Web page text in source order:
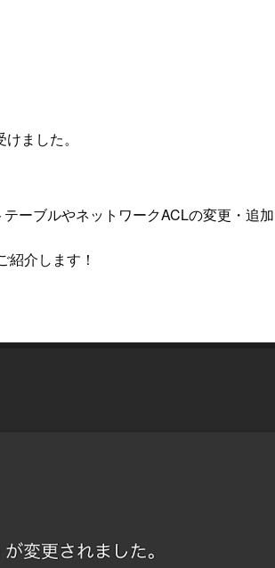
ました。
ーブルやネットワークACLの変更・追加
介します！